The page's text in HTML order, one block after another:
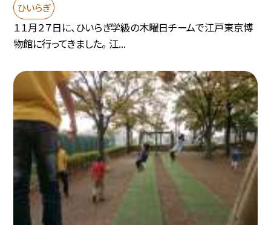
ひいらぎ
１１月２７日に、ひいらぎ学級の木曜日チームで江戸東京博
物館に行ってきました。 江...